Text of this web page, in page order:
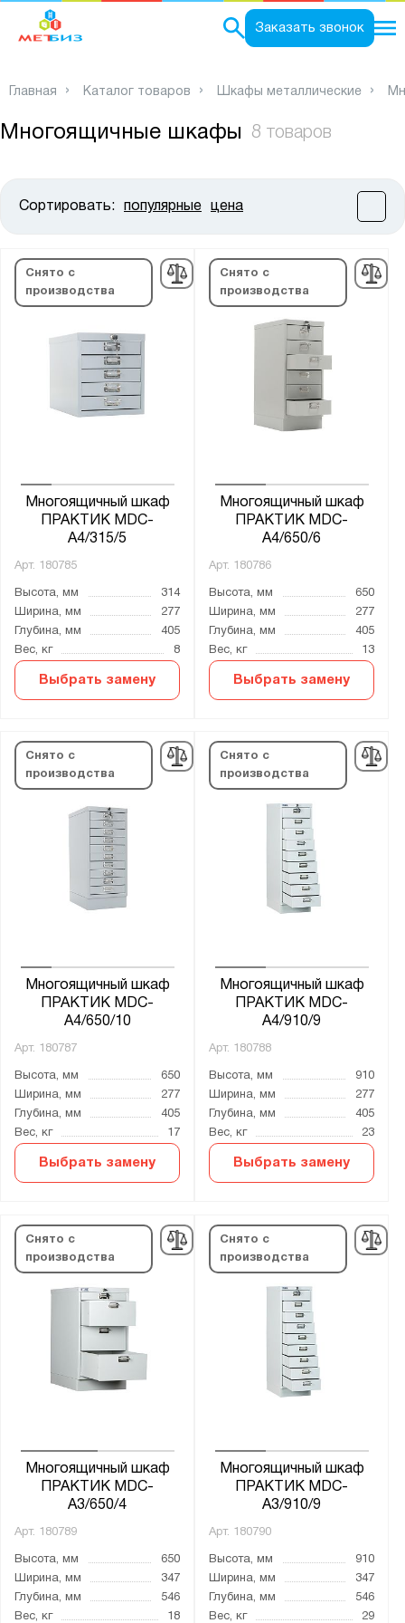
Заказать звонок
Главная Каталог товаров Шкафы металлические
Многоящичные шкафы 8 товаров
Сортировать: популярные цена
Снято с
производства
Многоящичный шкаф
ПРАКТИК MDC-
A4/315/5
Арт. 180785
Высота, мм
314
Ширина, мм
277
Глубина, мм
405
Вес, кг
8
Выбрать замену
Снято с
производства
Многоящичный шкаф
ПРАКТИК MDC-
A4/650/6
Арт. 180786
Высота, мм
650
Ширина, мм
277
Глубина, мм
405
Вес, кг
13
Выбрать замену
Снято с
производства
Многоящичный шкаф
ПРАКТИК MDC-
A4/650/10
Арт. 180787
Высота, мм
650
Ширина, мм
277
Глубина, мм
405
Вес, кг
17
Выбрать замену
Снято с
производства
Многоящичный шкаф
ПРАКТИК MDC-
A4/910/9
Арт. 180788
Высота, мм
910
Ширина, мм
277
Глубина, мм
405
Вес, кг
23
Выбрать замену
Снято с
производства
Многоящичный шкаф
ПРАКТИК MDC-
A3/650/4
Арт. 180789
Высота, мм
650
Ширина, мм
347
Глубина, мм
546
Вес, кг
18
Снято с
производства
Многоящичный шкаф
ПРАКТИК MDC-
A3/910/9
Арт. 180790
Высота, мм
910
Ширина, мм
347
Глубина, мм
546
Вес, кг
29
Ширина, мм:
до
от до
Количество выдвижных ящиков, шт.:
4
5
9
15
Толщина:
Формат документов:
A4
Материал:
Страна производства:
Россия
Производитель:
Промет
Серия:
Показать Сбросить